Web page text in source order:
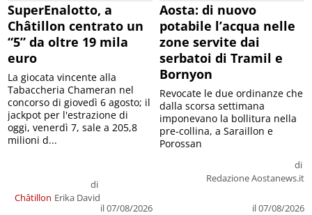
SuperEnalotto, a
Châtillon centrato un
“5” da oltre 19 mila
euro
Châtillon
di
Erika David
il 07/08/2026
La giocata vincente alla
Tabaccheria Chameran nel
concorso di giovedì 6 agosto; il
jackpot per l'estrazione di
oggi, venerdì 7, sale a 205,8
milioni d...
Aosta: di nuovo
potabile l’acqua nelle
zone servite dai
serbatoi di Tramil e
Bornyon
di
Redazione Aostanews.it
il 07/08/2026
Revocate le due ordinanze che
dalla scorsa settimana
imponevano la bollitura nella
pre-collina, a Saraillon e
Porossan